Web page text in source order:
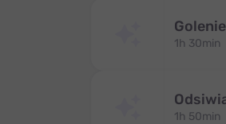
1h 30min
1h 50min